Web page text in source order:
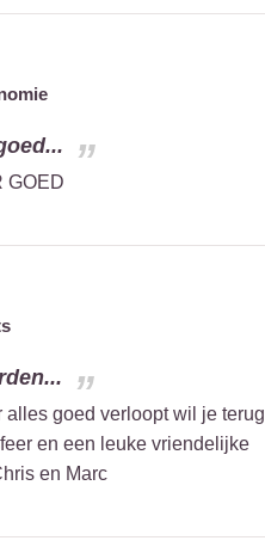
GOED
alles goed verloopt wil je terug
en een leuke vriendelijke
en Marc